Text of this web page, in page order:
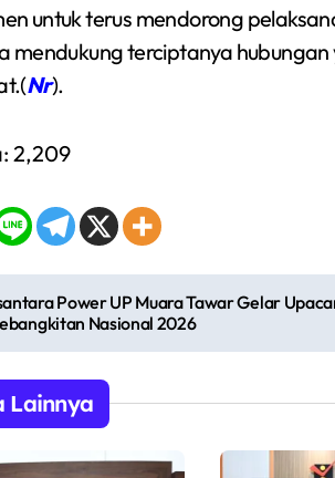
untuk terus mendorong
mendukung terciptanya
Nr).
2,209
Power UP Muara Tawar Gelar
Nasional 2026
Lainnya